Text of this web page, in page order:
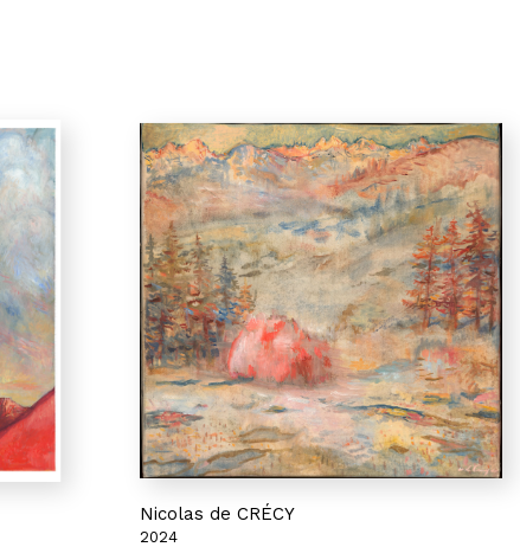
Nicolas de CRÉCY
2024